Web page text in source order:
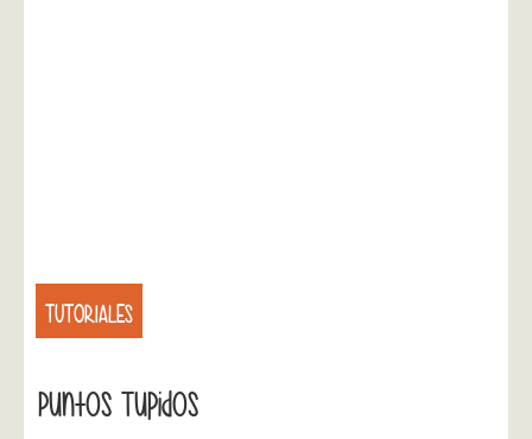
TUTORIALES
Puntos Tupidos